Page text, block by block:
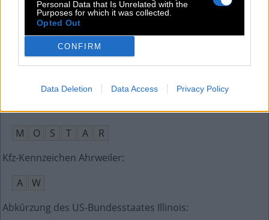
Personal Data that Is Unrelated with the
Purposes for which it was collected.
Opted Out
CONFIRM
Data Deletion Data Access Privacy Policy
Hat man viel Geld, wird manch anderer vor Neid so
L A S
S
Der Mensch denkt, Gott __, Redewendung
N K
T
Bosnische Stadt mit „Alter Brücke", Weltkulturerbe:
M
O S T A
R
Kfz-Kennzeichen Ahrweiler:
A
W
Abkürzung des US-Bundesstaates Illinois: